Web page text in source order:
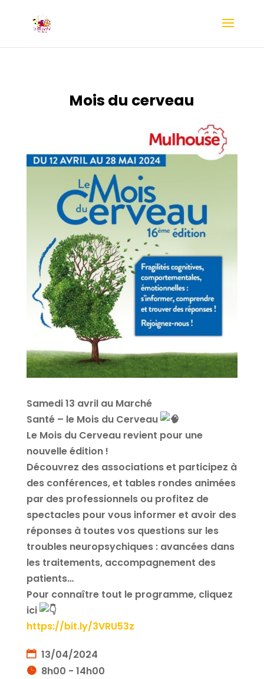
Mois du cerveau
Samedi 13 avril au Marché
Santé – le Mois du Cerveau
Le Mois du Cerveau revient pour une
nouvelle édition !
Découvrez des associations et participez à
des conférences, et tables rondes animées
par des professionnels ou profitez de
spectacles pour vous informer et avoir des
réponses à toutes vos questions sur les
troubles neuropsychiques : avancées dans
les traitements, accompagnement des
patients…
Pour connaître tout le programme, cliquez
ici
https://bit.ly/3VRU53z
13/04/2024
8h00 - 14h00